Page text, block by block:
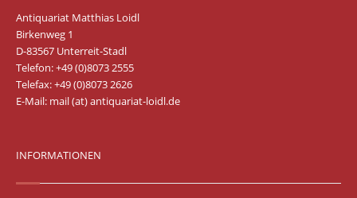
Antiquariat Matthias Loidl
Birkenweg 1
D-83567 Unterreit-Stadl
Telefon: +49 (0)8073 2555
Telefax: +49 (0)8073 2626
E-Mail: mail (at) antiquariat-loidl.de
INFORMATIONEN